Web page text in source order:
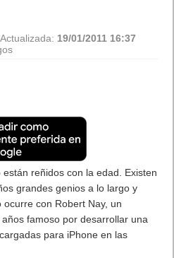
Actualizada: 19/01/2011 16:37
reñidos con la edad. Existen
grandes genios a lo largo y
con Robert Nay, un
famoso por desarrollar una
para iPhone en las